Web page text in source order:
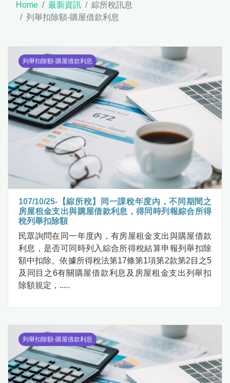
Home 最新資訊
綜所稅訊息
列舉扣除額-購屋借款利息
列舉扣除額-購屋借款利息
107/10/25-【綜所稅】同一課稅年度內，不同期間之
房屋租金支出與購屋借款利息，得同時列報綜合所得
稅列舉扣除額
民眾詢問在同一年度內，有房屋租金支出與購屋借款
利息，是否可同時列入綜合所得稅結算申報列舉扣除
額中扣除。依據所得稅法第17條第1項第2款第2目之5
及同目之6有關購屋借款利息及房屋租金支出列舉扣
除額規定，.....
列舉扣除額-購屋借款利息